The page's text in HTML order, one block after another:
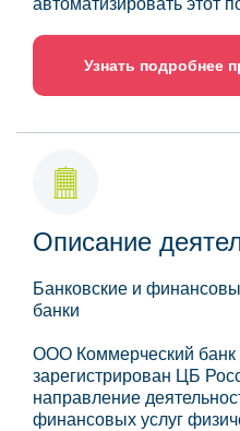
автоматизировать этот
Узнать подробнее
Описание
Банковские и
банки
ООО Коммерческий банк
зарегистрирован ЦБ
направление
финансовых услуг